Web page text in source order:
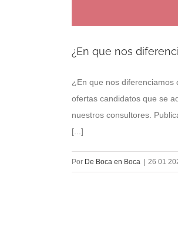
¿En que nos
¿En que nos
ofertas candidatos que se
nuestros consultores.
[...]
Por De Boca en Boca 26 01